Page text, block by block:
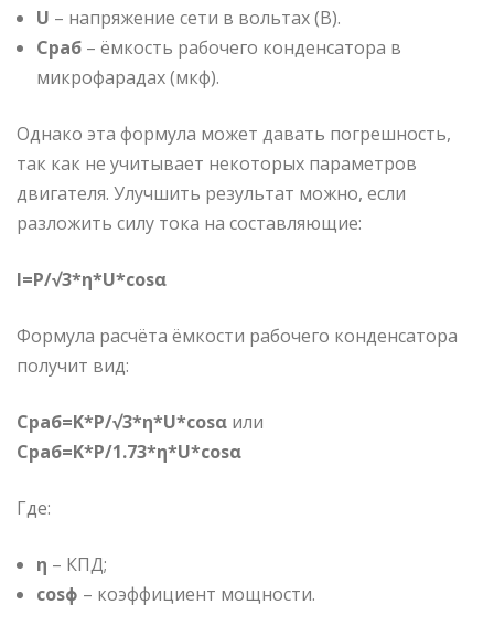
U – напряжение сети в вольтах (В).
Cраб – ёмкость рабочего конденсатора в
микрофарадах (мкф).
Однако эта формула может давать погрешность,
так как не учитывает некоторых параметров
двигателя. Улучшить результат можно, если
разложить силу тока на составляющие:
I=P/√3*η*U*cosα
Формула расчёта ёмкости рабочего конденсатора
получит вид:
Cраб=K*P/√3*η*U*cosα или
Cраб=K*P/1.73*η*U*cosα
Где:
η – КПД;
cosϕ – коэффициент мощности.